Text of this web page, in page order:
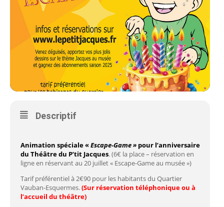
Descriptif
Animation spéciale «Escape-Game » pour l’anniversaire
du Théâtre du P’tit Jacques. (6€ la place – réservation en
ligne en réservant au 20 juillet « Escape-Game au musée »)
Tarif préférentiel à 2€90 pour les habitants du Quartier
Vauban-Esquermes.(Sur réservation téléphonique ou à
l’accueil du théâtre)